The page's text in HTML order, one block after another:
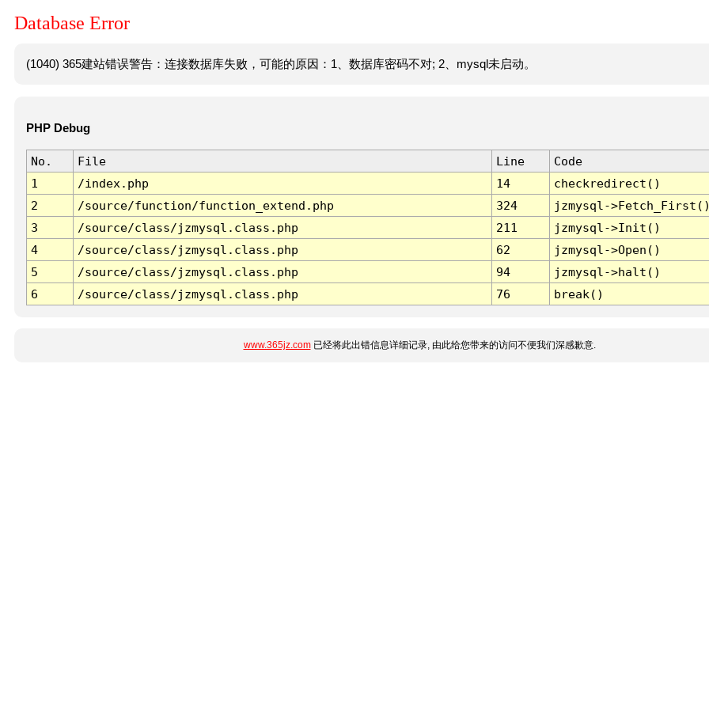
Database Error
(1040) 365建站错误警告：连接数据库失败，可能的原因：1、数据库密码不对; 2、mysql未启动。
PHP Debug
No. File Line
Code
1
/index.php 14
checkredirect()
2
/source/function/function_extend.php 324
jzmysql-
3
/source/class/jzmysql.class.php 211
jzmysql->Init()
4
/source/class/jzmysql.class.php 62
jzmysql->Open()
5
/source/class/jzmysql.class.php 94
jzmysql->halt()
6
/source/class/jzmysql.class.php 76 break()
www.365jz.com已经将此出错信息详细记录, 由此给您带来的访问不便我们深感歉意.